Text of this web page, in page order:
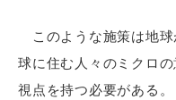
このような施策は地球
球に住む人々のミクロ
視点を持つ必要がある。